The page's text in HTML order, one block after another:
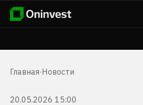
Главная·Новости
20.05.2026 15:00